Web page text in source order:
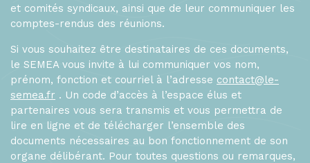
et comités syndicaux, ainsi que de leur communiquer les
comptes-rendus des réunions.
Si vous souhaitez être destinataires de ces documents,
le SEMEA vous invite à lui communiquer vos nom,
prénom, fonction et courriel à l’adresse contact@le-
semea.fr . Un code d’accès à l’espace élus et
partenaires vous sera transmis et vous permettra de
lire en ligne et de télécharger l’ensemble des
documents nécessaires au bon fonctionnement de son
organe délibérant. Pour toutes questions ou remarques,